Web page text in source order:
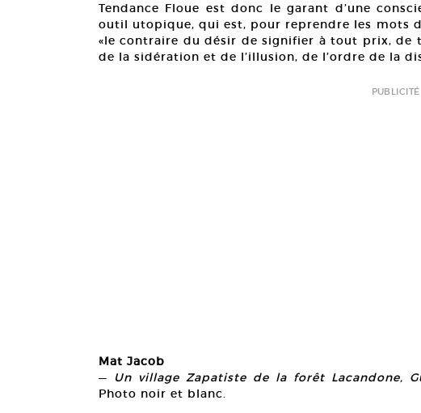
Tendance Floue est donc le garant d’une
outil utopique, qui est, pour reprendre les mots
«le contraire du désir de signifier à tout prix, de
de la sidération et de l’illusion, de l’ordre de la
PUBLICITÉ
Mat Jacob
—
Un village Zapatiste de la forêt Lacandone,
Photo noir et blanc.